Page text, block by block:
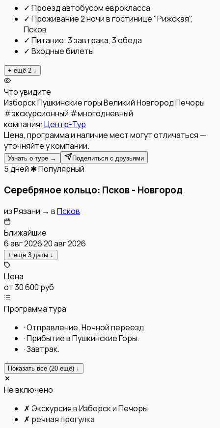
✓ Проезд автобусом еврокласса
✓ Проживание 2 ночи в гостинице "Рижская",
Псков
✓ Питание: 3 завтрака, 3 обеда
✓ Входные билеты
+ ещё 2 ↓
Что увидите
ИзборскПушкинские горыВеликий НовгородПечоры
#экскурсионный #многодневный
компания: Центр-Тур
Цена, программа и наличие мест могут отличаться —
уточняйте у компании.
Узнать о туре → Поделиться с друзьями
5 дней ✱ Популярный
Серебряное кольцо: Псков - Новгород
изРязани → вПсков
Ближайшие
6 авг 2026·20 авг 2026
+ ещё 3 даты ↓
Цена
от30 600 руб
Программа тура
·Отправление. Ночной переезд.
·Прибытие в Пушкинские Горы.
·Завтрак.
Показать все (20 ещё) ↓
Не включено
✗ Экскурсия в Изборск и Печоры
✗ речная прогулка